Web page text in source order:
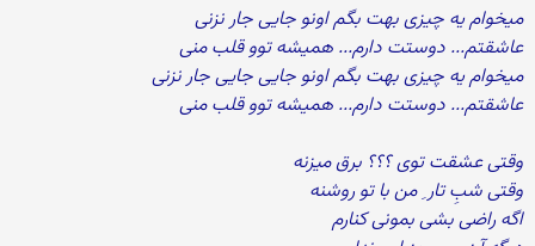
میخوام یه چیزی بهت بگم اونو جایی جار نزنی
عاشقتم... دوستت دارم... همیشه توو قلب منی
میخوام یه چیزی بهت بگم اونو جایی جایی جار نزنی
عاشقتم... دوستت دارم... همیشه توو قلب منی
وقتی عشقت توی ؟؟؟ برق میزنه
وقتی شبِ تار ِ من با تو روشنه
اگه راضی بشی بمونی کنارم